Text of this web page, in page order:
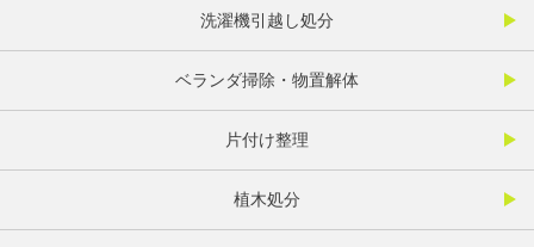
洗濯機引越し処分
ベランダ掃除・物置解体
片付け整理
植木処分